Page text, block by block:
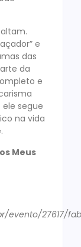
e
das
da
e
segue
na vida
Meus
evento/27617/